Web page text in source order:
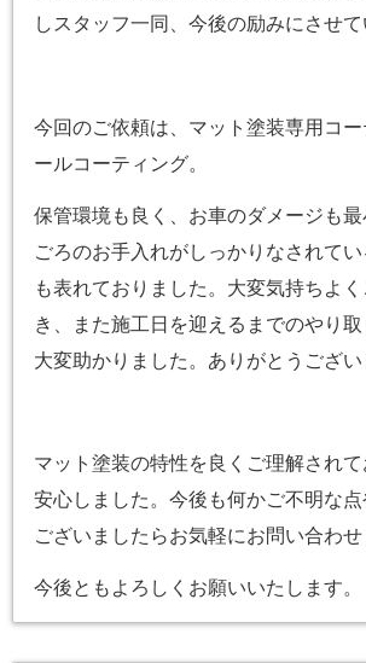
しスタッフ一同、今後の励みにさせて
今回のご依頼は、マット塗装専用コ
ールコーティング。
保管環境も良く、お車のダメージも最
ごろのお手入れがしっかりなされて
も表れておりました。大変気持ちよ
き、また施工日を迎えるまでのやり
大変助かりました。ありがとうござい
マット塗装の特性を良くご理解され
安心しました。今後も何かご不明な
ございましたらお気軽にお問い合わせ
今後ともよろしくお願いいたします。